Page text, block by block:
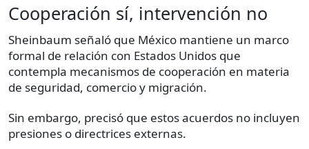
Cooperación sí, intervención no
Sheinbaum señaló que México mantiene un marco
formal de relación con Estados Unidos que
contempla mecanismos de cooperación en materia
de seguridad, comercio y migración.
Sin embargo, precisó que estos acuerdos no incluyen
presiones o directrices externas.